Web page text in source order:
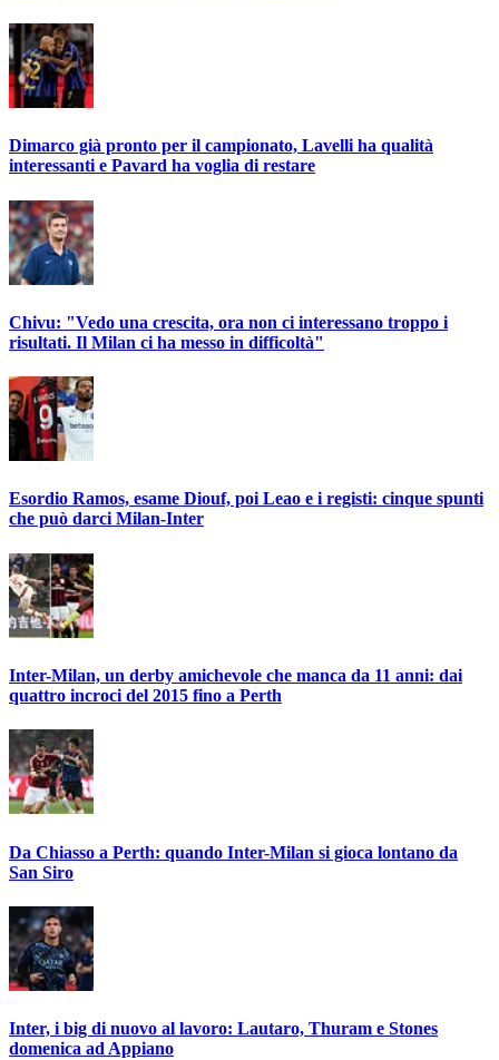
Dimarco già pronto per il campionato, Lavelli ha qualità
interessanti e Pavard ha voglia di restare
Chivu: "Vedo una crescita, ora non ci interessano troppo i
risultati. Il Milan ci ha messo in difficoltà"
Esordio Ramos, esame Diouf, poi Leao e i registi: cinque spunti
che può darci Milan-Inter
Inter-Milan, un derby amichevole che manca da 11 anni: dai
quattro incroci del 2015 fino a Perth
Da Chiasso a Perth: quando Inter-Milan si gioca lontano da
San Siro
Inter, i big di nuovo al lavoro: Lautaro, Thuram e Stones
domenica ad Appiano